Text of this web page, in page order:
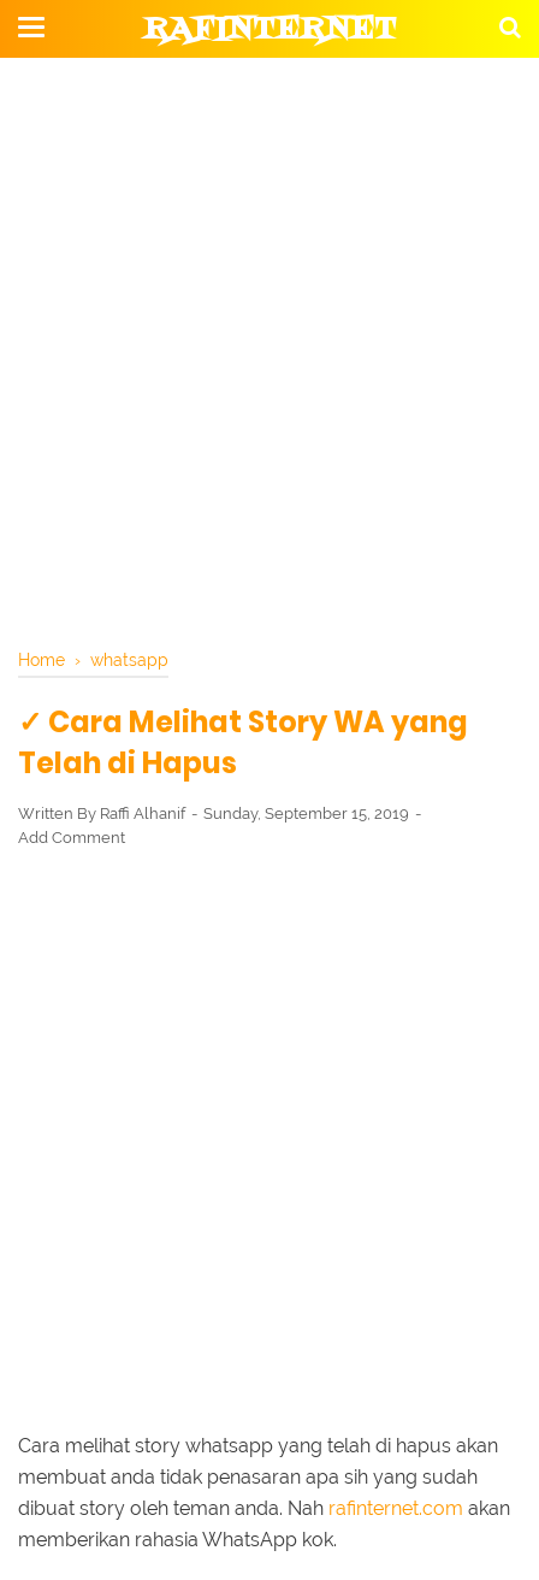
RAFINTERNET
Home › whatsapp
✓ Cara Melihat Story WA yang
Telah di Hapus
Written By Raffi Alhanif
Sunday, September 15, 2019
Add Comment
Cara melihat story whatsapp yang telah di hapus akan
membuat anda tidak penasaran apa sih yang sudah
dibuat story oleh teman anda. Nah rafinternet.com akan
memberikan rahasia WhatsApp kok.